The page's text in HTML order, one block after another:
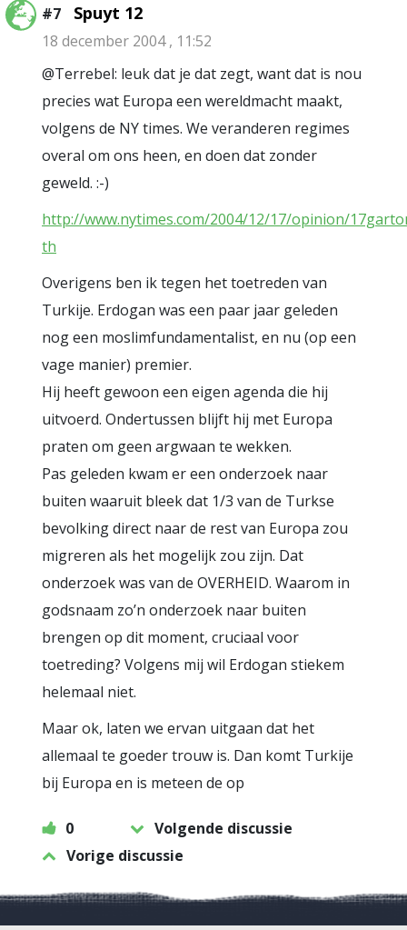
#7 Spuyt 12
18 december 2004 , 11:52
@Terrebel: leuk dat je dat zegt, want dat is nou
precies wat Europa een wereldmacht maakt,
volgens de NY times. We veranderen regimes
overal om ons heen, en doen dat zonder
geweld. :-)
http://www.nytimes.com/2004/12/17/opinion/
th
Overigens ben ik tegen het toetreden van
Turkije. Erdogan was een paar jaar geleden
nog een moslimfundamentalist, en nu (op een
vage manier) premier.
Hij heeft gewoon een eigen agenda die hij
uitvoerd. Ondertussen blijft hij met Europa
praten om geen argwaan te wekken.
Pas geleden kwam er een onderzoek naar
buiten waaruit bleek dat 1/3 van de Turkse
bevolking direct naar de rest van Europa zou
migreren als het mogelijk zou zijn. Dat
onderzoek was van de OVERHEID. Waarom in
godsnaam zo’n onderzoek naar buiten
brengen op dit moment, cruciaal voor
toetreding? Volgens mij wil Erdogan stiekem
helemaal niet.
Maar ok, laten we ervan uitgaan dat het
allemaal te goeder trouw is. Dan komt Turkije
bij Europa en is meteen de op
0
Volgende discussie
Vorige discussie